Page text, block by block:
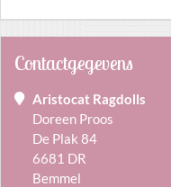
Contactgegevens
Aristocat Ragdolls
Doreen Proos
De Plak 84
6681 DR
Bemmel